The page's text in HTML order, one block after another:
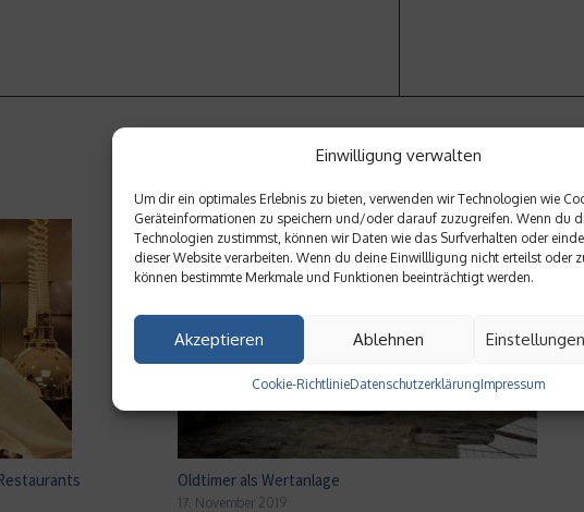
Einwilligung verwalten
Um dir ein optimales Erlebnis zu bieten, verwenden wir Technologien wie
Geräteinformationen zu speichern und/oder darauf zuzugreifen. Wenn du
Technologien zustimmst, können wir Daten wie das Surfverhalten oder
dieser Website verarbeiten. Wenn du deine Einwillligung nicht erteilst oder
können bestimmte Merkmale und Funktionen beeinträchtigt werden.
Akzeptieren Ablehnen
Cookie-RichtlinieDatenschutzerklärungImpressum
Oldtimer als Wertanlage
17. November 2019